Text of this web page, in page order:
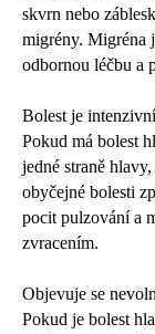
skvrn nebo
migrény. Migréna
odbornou léčbu a
Bolest je
Pokud má bolest
jedné straně
obyčejné bolesti
pocit pulzování a
zvracením.
Objevuje se
Pokud je bolest